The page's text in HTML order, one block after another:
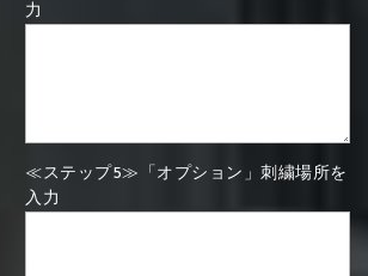
力
≪ステップ5≫「オプション」刺繍場所を
入力